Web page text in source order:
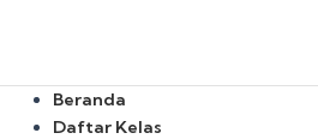
Beranda
Daftar Kelas